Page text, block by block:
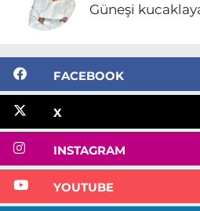
Güneşi
FACEBOOK
X
INSTAGRAM
YOUTUBE